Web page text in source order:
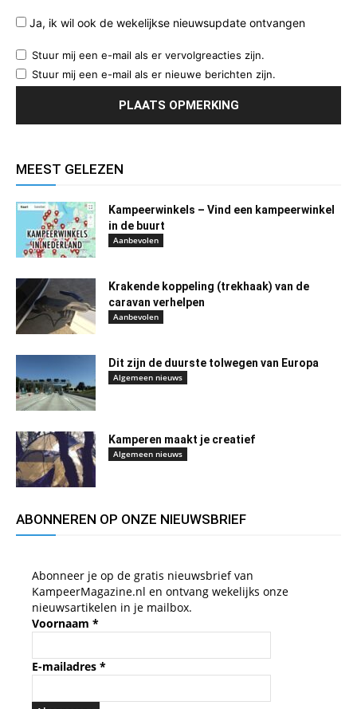
Ja, ik wil ook de wekelijkse nieuwsupdate ontvangen
Stuur mij een e-mail als er vervolgreacties zijn.
Stuur mij een e-mail als er nieuwe berichten zijn.
MEEST GELEZEN
Kampeerwinkels – Vind een kampeerwinkel
in de buurt
Aanbevolen
Krakende koppeling (trekhaak) van de
caravan verhelpen
Aanbevolen
Dit zijn de duurste tolwegen van Europa
Algemeen nieuws
Kamperen maakt je creatief
Algemeen nieuws
ABONNEREN OP ONZE NIEUWSBRIEF
Abonneer je op de gratis nieuwsbrief van
KampeerMagazine.nl en ontvang wekelijks onze
nieuwsartikelen in je mailbox.
Voornaam *
E-mailadres *